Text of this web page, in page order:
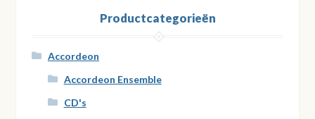
Productcategorieën
Accordeon
Accordeon Ensemble
CD's